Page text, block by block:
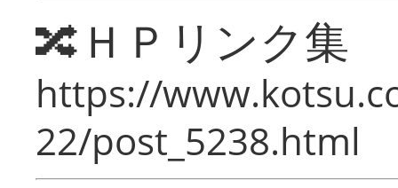
🔀ＨＰリンク集
https://
22/post_5238.html